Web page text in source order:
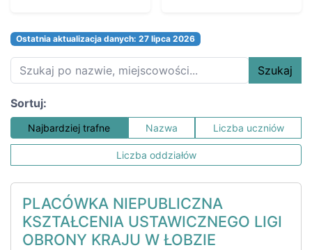
Ostatnia aktualizacja danych: 27 lipca 2026
Szukaj
Sortuj:
Najbardziej trafne Nazwa Liczba uczniów
Liczba oddziałów
PLACÓWKA NIEPUBLICZNA
KSZTAŁCENIA USTAWICZNEGO LIGI
OBRONY KRAJU W ŁOBZIE